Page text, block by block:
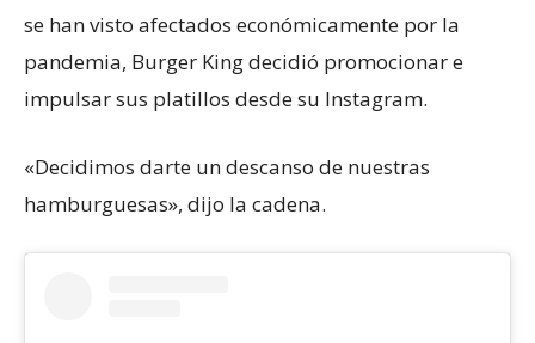
se han visto afectados económicamente por la
pandemia, Burger King decidió promocionar e
impulsar sus platillos desde su Instagram.
«Decidimos darte un descanso de nuestras
hamburguesas», dijo la cadena.